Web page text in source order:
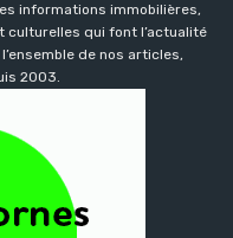
informations immobilières,
culturelles qui font l’actualité
de nos articles,
2003.